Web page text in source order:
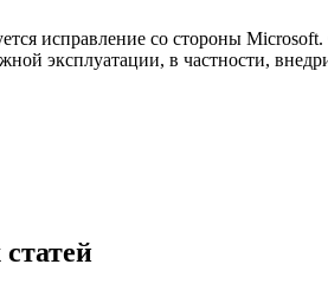
исправление со стороны
эксплуатации, в частности,